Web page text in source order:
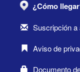
¿Cómo
Suscripción
Aviso de
Documento